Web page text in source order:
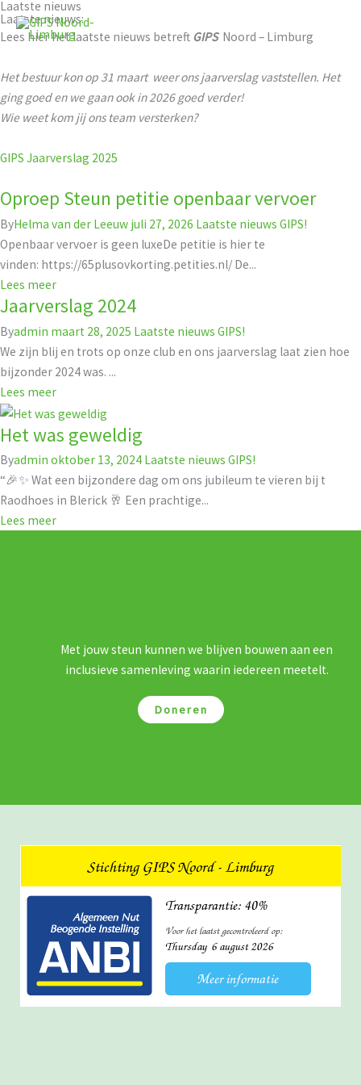
Ga
naar
inhoud
Laatste nieuws
Laatste nieuws:
Lees hier het laatste nieuws betreft GIPS Noord – Limburg
Het bestuur kon op 31 maart weer ons jaarverslag vaststellen. Het
ging goed en we gaan ook in 2026 goed verder!
Wie weet kom jij ons team versterken?
GIPS Jaarverslag 2025
Oproep Steun petitie openbaar vervoer
ByHelma van der Leeuw juli 27, 2026 Laatste nieuws GIPS!
Openbaar vervoer is geen luxeDe petitie is hier te
vinden: https://65plusovkorting.petities.nl/ De...
Lees meer
Jaarverslag 2024
Byadmin maart 28, 2025 Laatste nieuws GIPS!
We zijn blij en trots op onze club en ons jaarverslag laat zien hoe
bijzonder 2024 was. ...
Lees meer
Het was geweldig
Byadmin oktober 13, 2024 Laatste nieuws GIPS!
“🎉✨ Wat een bijzondere dag om ons jubileum te vieren bij t
Raodhoes in Blerick 🥂 Een prachtige...
Lees meer
Met jouw steun kunnen we blijven bouwen aan een
inclusieve samenleving waarin iedereen meetelt.
Doneren